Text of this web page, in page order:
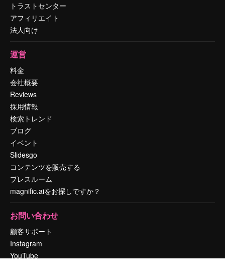
トラストセンター
アフィリエイト
法人向け
運営
料金
会社概要
Reviews
採用情報
検索トレンド
ブログ
イベント
Slidesgo
コンテンツを販売する
プレスルーム
magnific.aiをお探しですか？
お問い合わせ
顧客サポート
Instagram
YouTube